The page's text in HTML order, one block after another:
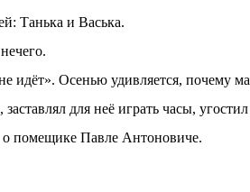
Танька и Васька.
Осенью удивляется, почему
для неё играть часы,
помещике Павле Антоновиче.